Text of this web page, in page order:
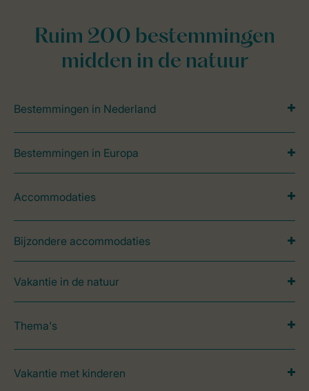
Ruim 200 bestemmingen
midden in de natuur
Bestemmingen in Nederland
Bestemmingen in Europa
Accommodaties
Bijzondere accommodaties
Vakantie in de natuur
Thema's
Vakantie met kinderen